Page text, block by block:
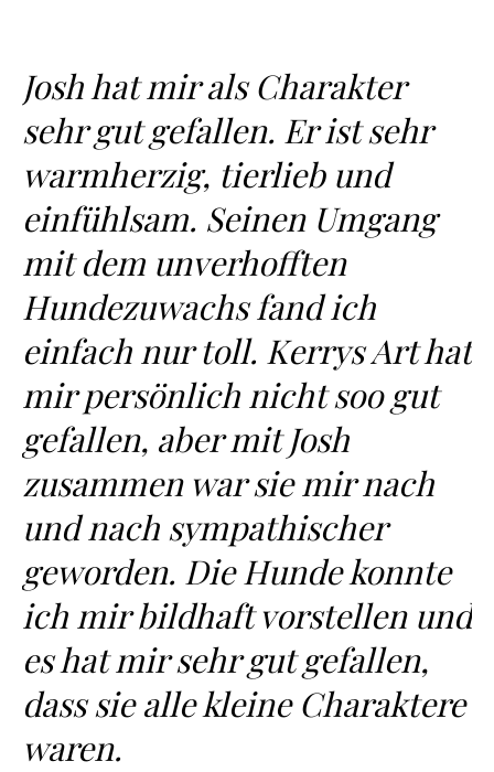
Josh hat mir als Charakter
sehr gut gefallen. Er ist sehr
warmherzig, tierlieb und
einfühlsam. Seinen Umgang
mit dem unverhofften
Hundezuwachs fand ich
einfach nur toll. Kerrys Art hat
mir persönlich nicht soo gut
gefallen, aber mit Josh
zusammen war sie mir nach
und nach sympathischer
geworden. Die Hunde konnte
ich mir bildhaft vorstellen und
es hat mir sehr gut gefallen,
dass sie alle kleine Charaktere
waren.